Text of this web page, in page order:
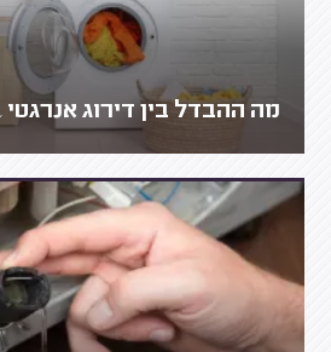
מה ההבדל בין דירוג אנרגטי a ל a+++ ?